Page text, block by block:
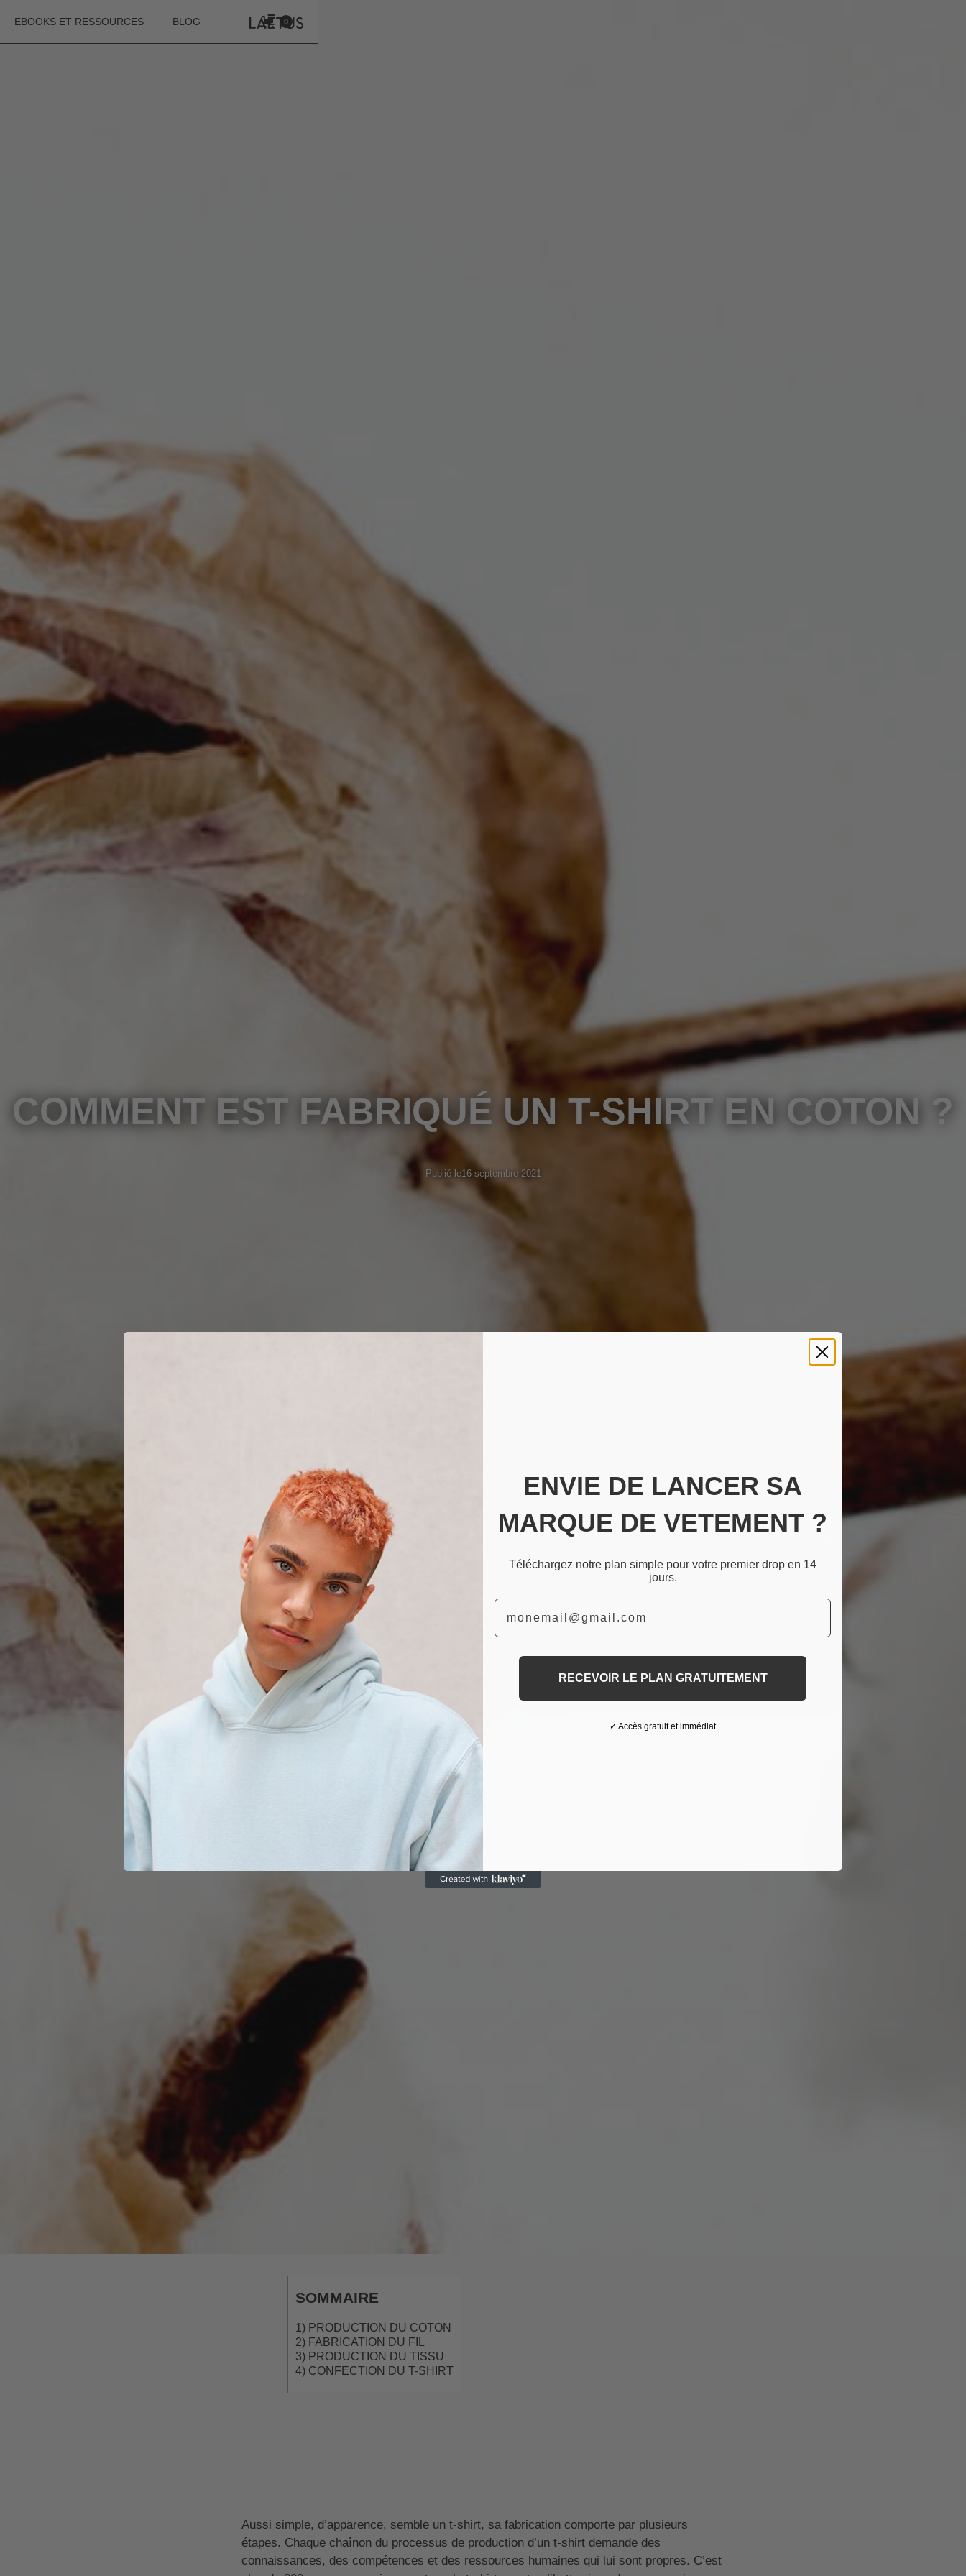
EBOOKS ET RESSOURCES BLOG 0
COMMENT EST FABRIQUÉ UN T-SHIRT EN COTON ?
Publié le16 septembre 2021
SOMMAIRE
1) PRODUCTION DU COTON
2) FABRICATION DU FIL
3) PRODUCTION DU TISSU
4) CONFECTION DU T-SHIRT
Aussi simple, d’apparence, semble un t-shirt, sa fabrication comporte par plusieurs
étapes. Chaque chaînon du processus de production d’un t-shirt demande des
connaissances, des compétences et des ressources humaines qui lui sont propres. C’est
ENVIE DE LANCER SA
MARQUE DE VETEMENT ?
Téléchargez notre plan simple pour votre premier drop en 14
jours.
Email
RECEVOIR LE PLAN GRATUITEMENT
✓ Accès gratuit et immédiat